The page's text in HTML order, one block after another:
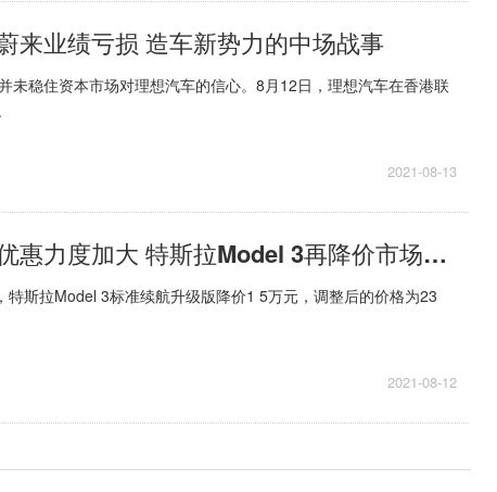
来业绩亏损 造车新势力的中场战事
未稳住资本市场对理想汽车的信心。8月12日，理想汽车在香港联
2021-08-13
高端品牌终端优惠力度加大 特斯拉Model 3再降价市场冲击力有多大？
特斯拉Model 3标准续航升级版降价1 5万元，调整后的价格为23
2021-08-12